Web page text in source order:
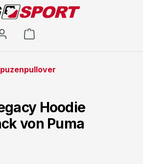
Warenkorb enthält 0
Hoodie
von Puma